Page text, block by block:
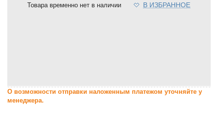
Товара временно нет в наличии В ИЗБРАННОЕ
О возможности отправки наложенным платежом уточняйте у
менеджера.